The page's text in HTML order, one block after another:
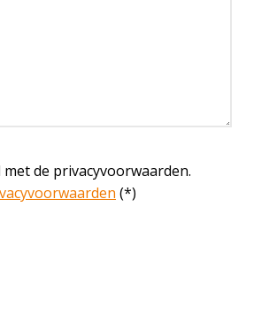
de privacyvoorwaarden.
(*)